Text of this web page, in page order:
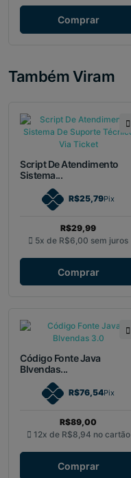
Comprar
Também Viram
Script De Atendimento
Sistema...
R$25,79Pix
R$29,99
5x de R$6,00 sem juros
Comprar
Código Fonte Java
Blvendas...
R$76,54Pix
R$89,00
12x de R$8,94 no cartão
Comprar